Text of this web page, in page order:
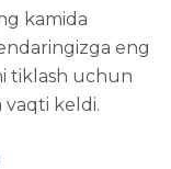
kamida
eng
tiklash uchun
vaqti keldi.